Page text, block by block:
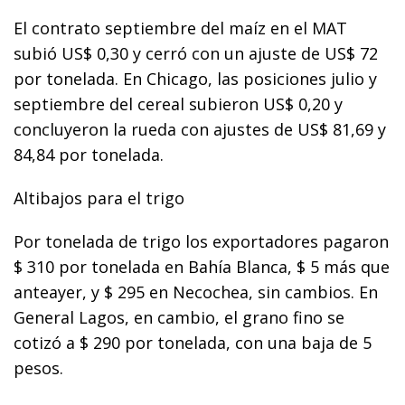
El contrato septiembre del maíz en el MAT
subió US$ 0,30 y cerró con un ajuste de US$ 72
por tonelada. En Chicago, las posiciones julio y
septiembre del cereal subieron US$ 0,20 y
concluyeron la rueda con ajustes de US$ 81,69 y
84,84 por tonelada.
Altibajos para el trigo
Por tonelada de trigo los exportadores pagaron
$ 310 por tonelada en Bahía Blanca, $ 5 más que
anteayer, y $ 295 en Necochea, sin cambios. En
General Lagos, en cambio, el grano fino se
cotizó a $ 290 por tonelada, con una baja de 5
pesos.